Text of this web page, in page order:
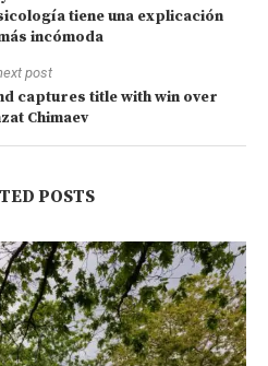
tiene una explicación
incómoda
post
captures title with win over
Chimaev
POSTS